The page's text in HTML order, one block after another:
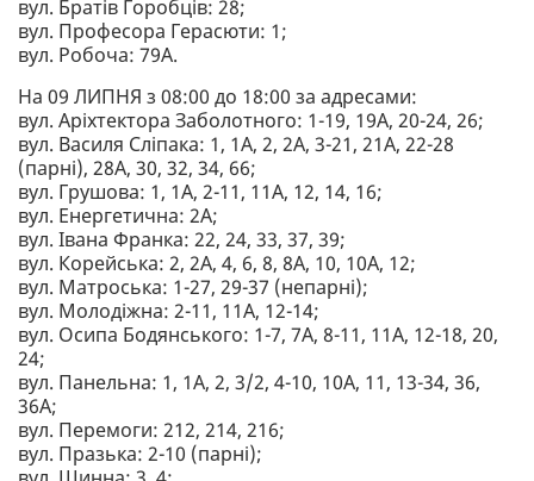
вул. Братів Горобців: 28;
вул. Професора Герасюти: 1;
вул. Робоча: 79А.
На 09 ЛИПНЯ з 08:00 до 18:00 за адресами:
вул. Аріхтектора Заболотного: 1-19, 19А, 20-24, 26;
вул. Василя Сліпака: 1, 1А, 2, 2А, 3-21, 21А, 22-28
(парні), 28А, 30, 32, 34, 66;
вул. Грушова: 1, 1А, 2-11, 11А, 12, 14, 16;
вул. Енергетична: 2А;
вул. Івана Франка: 22, 24, 33, 37, 39;
вул. Корейська: 2, 2А, 4, 6, 8, 8А, 10, 10А, 12;
вул. Матроська: 1-27, 29-37 (непарні);
вул. Молодіжна: 2-11, 11А, 12-14;
вул. Осипа Бодянського: 1-7, 7А, 8-11, 11А, 12-18, 20,
24;
вул. Панельна: 1, 1А, 2, 3/2, 4-10, 10А, 11, 13-34, 36,
36А;
вул. Перемоги: 212, 214, 216;
вул. Празька: 2-10 (парні);